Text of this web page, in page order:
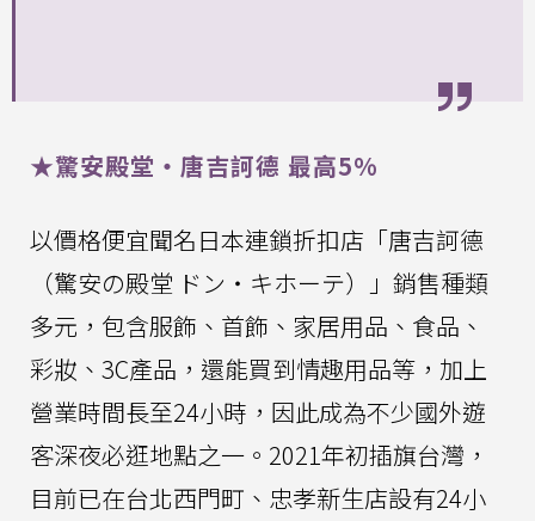
★驚安殿堂・唐吉訶德 最高5%
以價格便宜聞名日本連鎖折扣店「唐吉訶德
（驚安の殿堂 ドン・キホーテ）」銷售種類
多元，包含服飾、首飾、家居用品、食品、
彩妝、3C產品，還能買到情趣用品等，加上
營業時間長至24小時，因此成為不少國外遊
客深夜必逛地點之一。2021年初插旗台灣，
目前已在台北西門町、忠孝新生店設有24小